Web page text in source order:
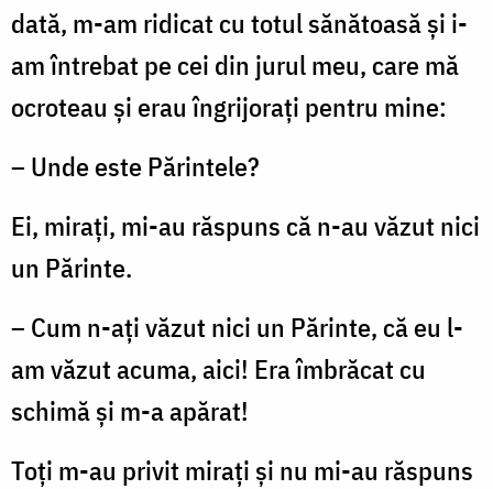
dată, m-am ridicat cu totul sănătoasă şi i-
am întrebat pe cei din jurul meu, care mă
ocroteau şi erau îngrijoraţi pentru mine:
– Unde este Părintele?
Ei, miraţi, mi-au răspuns că n-au văzut nici
un Părinte.
– Cum n-aţi văzut nici un Părinte, că eu l-
am văzut acuma, aici! Era îmbrăcat cu
schimă și m-a apărat!
Toţi m-au privit miraţi şi nu mi-au răspuns